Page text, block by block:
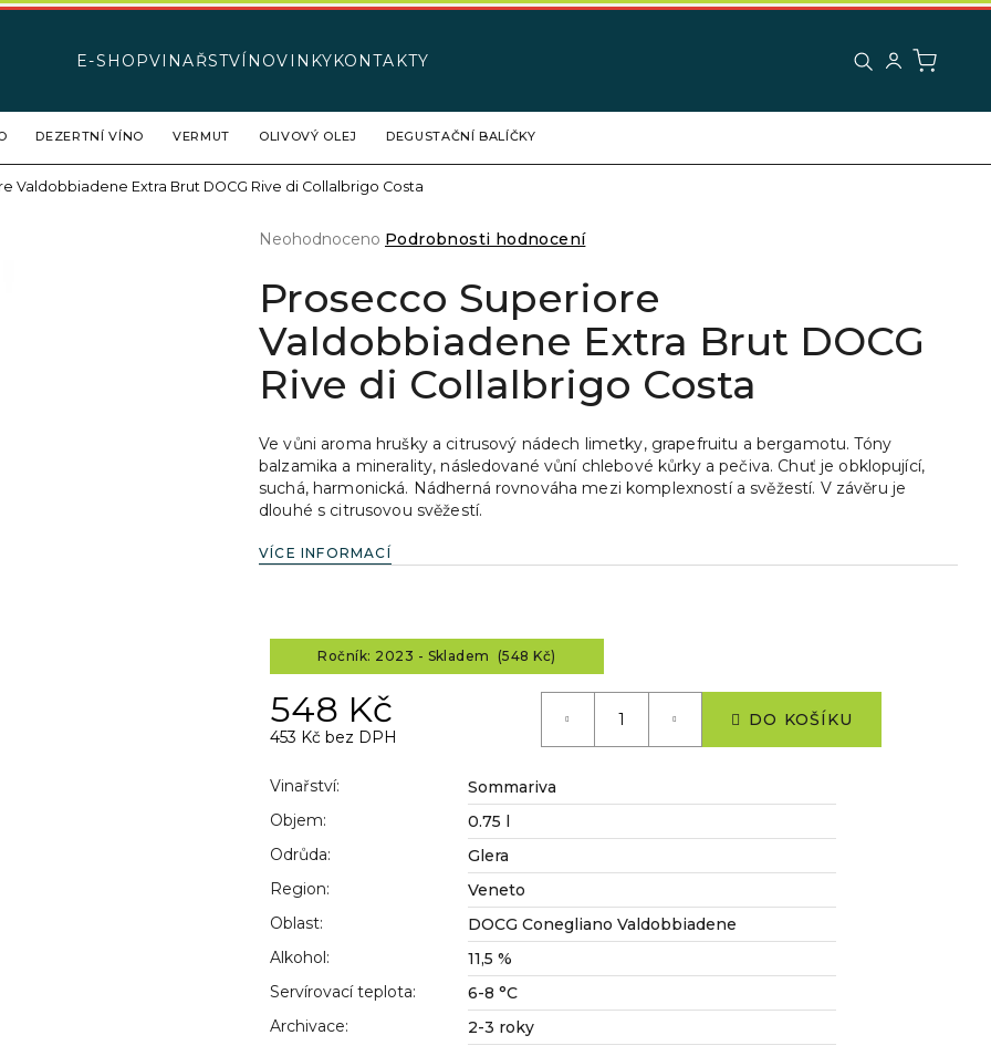
E-SHOPVINAŘSTVÍ NOVINKYKONTAKTY
DEZERTNÍ VÍNO VERMUT OLIVOVÝ OLEJ DEGUSTAČNÍ BALÍČKY
Valdobbiadene Extra Brut DOCG Rive di Collalbrigo Costa
Průměrné
produktu
je
z
hvězdiček.
Neohodnoceno Podrobnosti hodnocení
Prosecco Superiore
Valdobbiadene Extra Brut DOCG
Rive di Collalbrigo Costa
Ve vůni aroma hrušky a citrusový nádech limetky, grapefruitu a bergamotu. Tóny
balzamika a minerality, následované vůní chlebové kůrky a pečiva. Chuť je obklopující,
suchá, harmonická. Nádherná rovnováha mezi komplexností a svěžestí. V závěru je
dlouhé s citrusovou svěžestí.
VÍCE INFORMACÍ
Ročník: 2023 - Skladem (548 Kč)
548 Kč
453 Kč bez DPH
cena:
DO KOŠÍKU
Vinařství:
Sommariva
Objem:
0.75 l
Odrůda:
Glera
Region:
Veneto
Oblast:
DOCG Conegliano Valdobbiadene
Alkohol:
11,5 %
Servírovací teplota:
6-8 °C
Archivace: 2-3 roky
Co potřebujete najít?